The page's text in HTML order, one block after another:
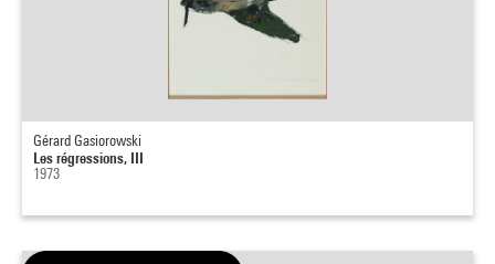
Gérard Gasiorowski
Les régressions, III
1973